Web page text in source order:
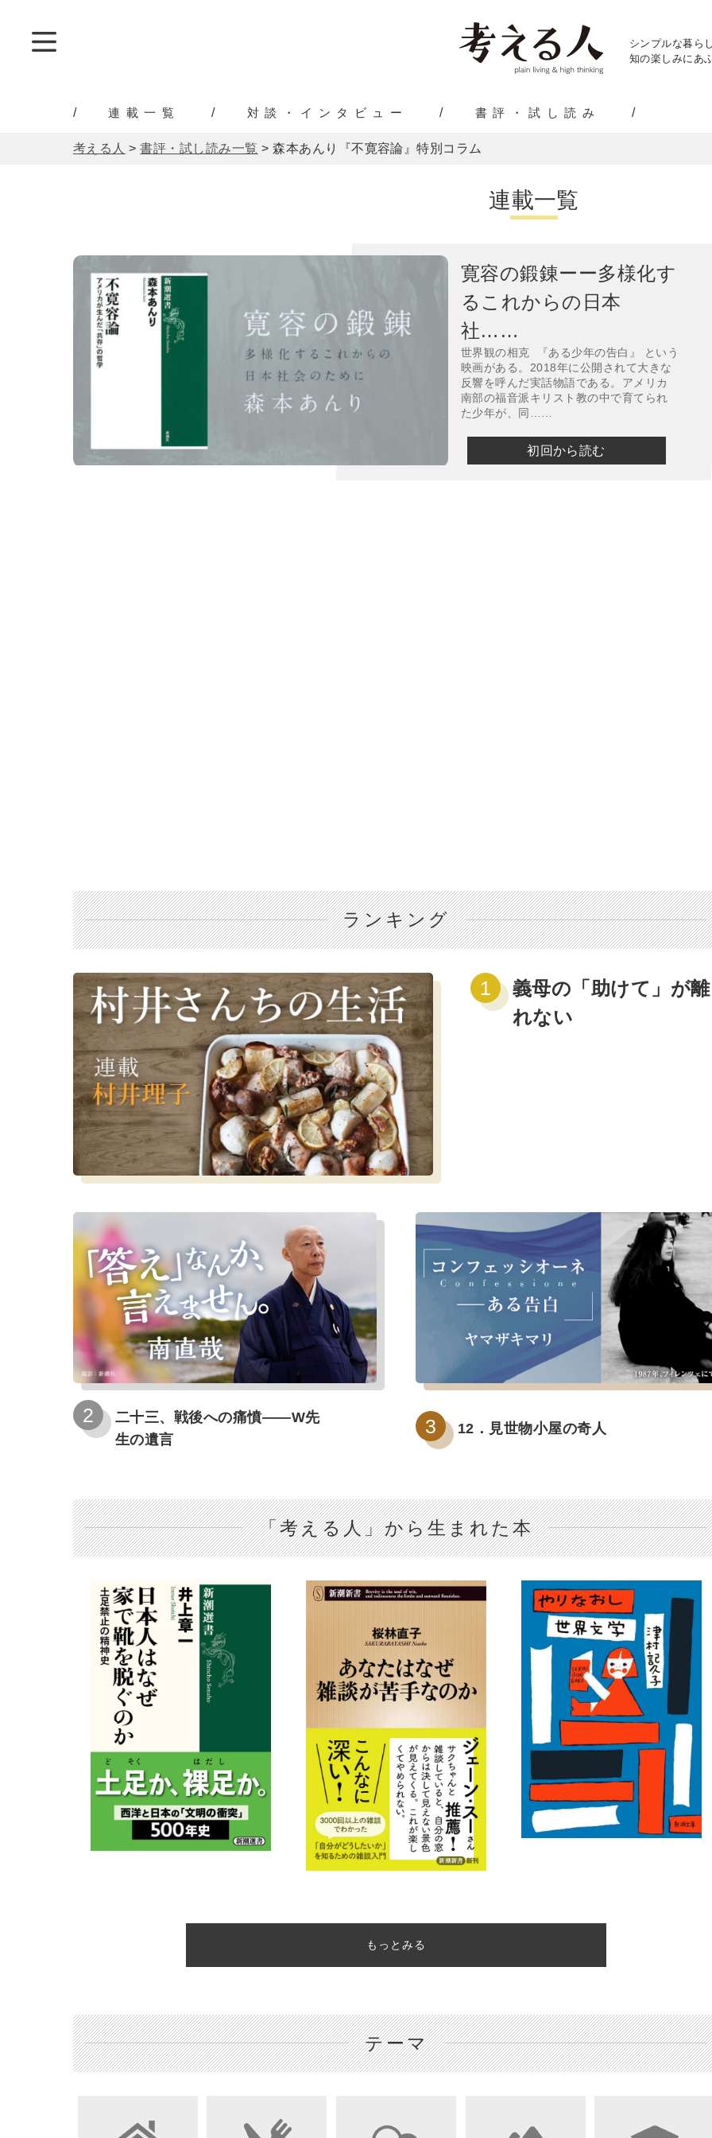
シンプルな暮ら
知の楽しみにあ
連載一覧 対談・インタビュー 書評・試し読み
考える人 >書評・試し読み一覧 >森本あんり『不寛容論』特別コラム
連載一覧
寛容の鍛錬ーー多様化す
るこれからの日本
社……
世界観の相克 『ある少年の告白』 という
映画がある。2018年に公開されて大きな
反響を呼んだ実話物語である。アメリカ
南部の福音派キリスト教の中で育てられ
た少年が、同……
初回から読む
ランキング
義母の「助けて」が離
れない
二十三、戦後への痛憤――W先
生の遺言
12．見世物小屋の奇人
「考える人」から生まれた本
もっとみる
テーマ